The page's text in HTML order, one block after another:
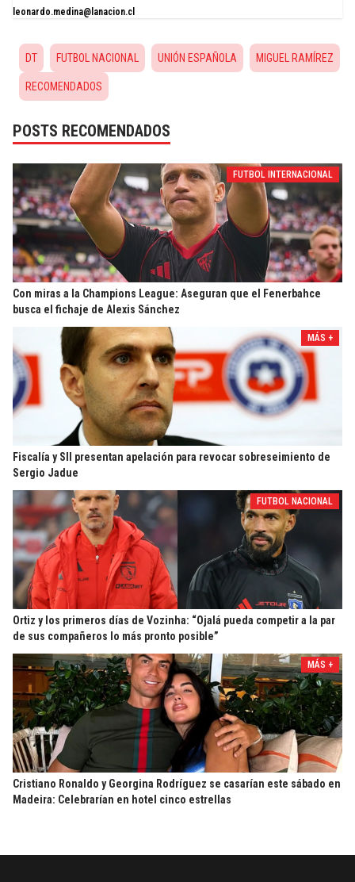
leonardo.medina@lanacion.cl
DT FUTBOL NACIONAL UNIÓN ESPAÑOLA MIGUEL RAMÍREZ
RECOMENDADOS
POSTS RECOMENDADOS
FUTBOL INTERNACIONAL
Con miras a la Champions League: Aseguran que el Fenerbahce
busca el fichaje de Alexis Sánchez
MÁS +
Fiscalía y SII presentan apelación para revocar sobreseimiento de
Sergio Jadue
FUTBOL NACIONAL
Ortiz y los primeros días de Vozinha: “Ojalá pueda competir a la par
de sus compañeros lo más pronto posible”
MÁS +
Cristiano Ronaldo y Georgina Rodríguez se casarían este sábado en
Madeira: Celebrarían en hotel cinco estrellas